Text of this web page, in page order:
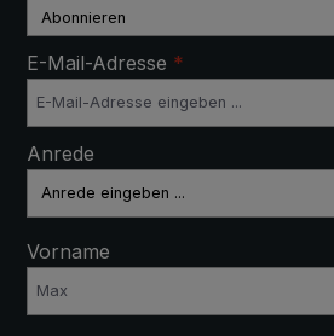
E-Mail-Adresse *
Anrede
Vorname